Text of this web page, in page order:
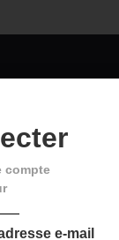
compte
e-mail